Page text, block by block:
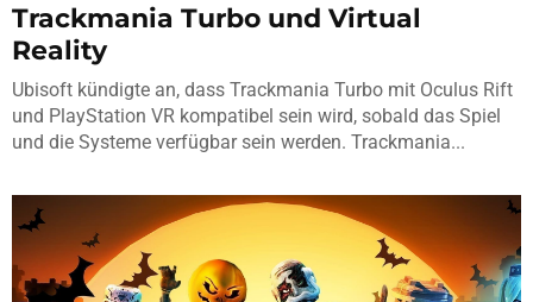
Trackmania Turbo und Virtual
Reality
Ubisoft kündigte an, dass Trackmania Turbo mit Oculus Rift
und PlayStation VR kompatibel sein wird, sobald das Spiel
und die Systeme verfügbar sein werden. Trackmania...